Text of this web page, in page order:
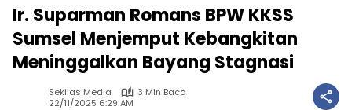
Ir. Suparman Romans BPW KKSS
Sumsel Menjemput Kebangkitan
Meninggalkan Bayang Stagnasi
Sekilas Media
3 Min Baca
22/11/2025 6:29 AM